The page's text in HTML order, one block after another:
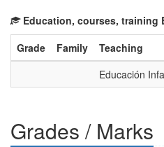
Education, courses, training
Grade
Family Teaching
Educación
Grades / Marks